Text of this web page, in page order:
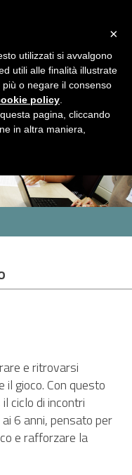
Contatti
e ritrovarsi
gioco. Con questo
il ciclo di incontri
6 anni, pensato per
e rafforzare la
×
utilizzati si avvalgono
utili alle finalità illustrate
o negare il consenso
policy
pagina, cliccando
in altra maniera,